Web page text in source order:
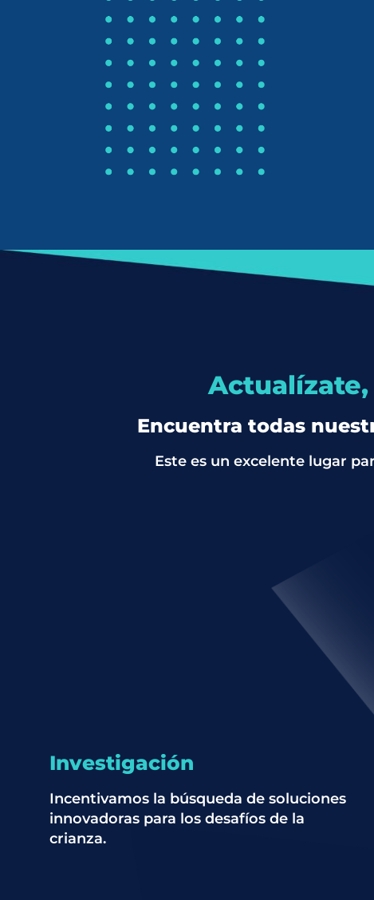
Actualízate,
Encuentra todas
Este es un excelente lugar
Investigación
Incentivamos la búsqueda de soluciones
innovadoras para los desafíos de la
crianza.